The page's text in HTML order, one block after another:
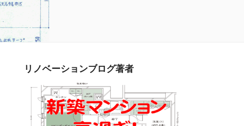
リノベーションブログ著者